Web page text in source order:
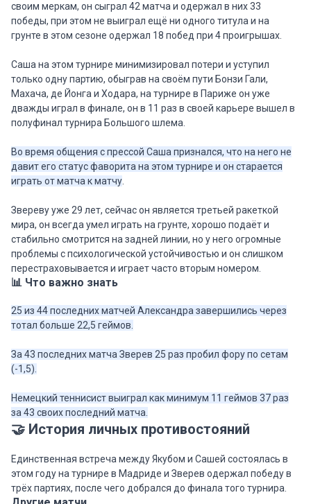
своим меркам, он сыграл 42 матча и одержал в них 33
победы, при этом не выиграл ещё ни одного титула и на
грунте в этом сезоне одержал 18 побед при 4 проигрышах.
Саша на этом турнире минимизировал потери и уступил
только одну партию, обыграв на своём пути Бонзи Гали,
Махача, де Йонга и Ходара, на турнире в Париже он уже
дважды играл в финале, он в 11 раз в своей карьере вышел в
полуфинал турнира Большого шлема.
Во время общения с прессой Саша признался, что на него не
давит его статус фаворита на этом турнире и он старается
играть от матча к матчу
Звереву уже 29 лет, сейчас он является третьей ракеткой
мира, он всегда умел играть на грунте, хорошо подаёт и
стабильно смотрится на задней линии, но у него огромные
проблемы с психологической устойчивостью и он слишком
перестраховывается и играет часто вторым номером.
📊 Что важно знать
25 из 44 последних матчей Александра завершились через
тотал больше 22,5 геймов.
За 43 последних матча Зверев 25 раз пробил фору по сетам
(-1,5).
Немецкий теннисист выиграл как минимум 11 геймов 37 раз
за 43 своих последний матча.
🤝 История личных противостояний
Единственная встреча между Якубом и Сашей состоялась в
этом году на турнире в Мадриде и Зверев одержал победу в
трёх партиях, после чего добрался до финала того турнира.